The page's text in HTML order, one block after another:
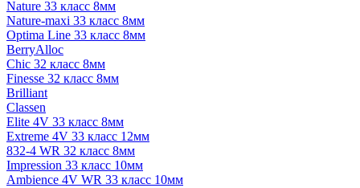
Nature 33 класс 8мм
Nature-maxi 33 класс 8мм
Optima Line 33 класс 8мм
BerryAlloc
Chic 32 класс 8мм
Finesse 32 класс 8мм
Brilliant
Classen
Elite 4V 33 класс 8мм
Extreme 4V 33 класс 12мм
832-4 WR 32 класс 8мм
Impression 33 класс 10мм
Ambience 4V WR 33 класс 10мм